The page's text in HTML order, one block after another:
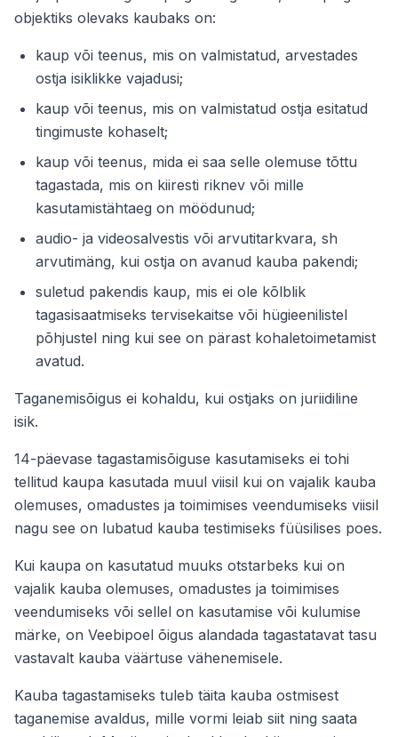
objektiks olevaks kaubaks on:
kaup või teenus, mis on valmistatud, arvestades
ostja isiklikke vajadusi;
kaup või teenus, mis on valmistatud ostja esitatud
tingimuste kohaselt;
kaup või teenus, mida ei saa selle olemuse tõttu
tagastada, mis on kiiresti riknev või mille
kasutamistähtaeg on möödunud;
audio- ja videosalvestis või arvutitarkvara, sh
arvutimäng, kui ostja on avanud kauba pakendi;
suletud pakendis kaup, mis ei ole kõlblik
tagasisaatmiseks tervisekaitse või hügieenilistel
põhjustel ning kui see on pärast kohaletoimetamist
avatud.
Taganemisõigus ei kohaldu, kui ostjaks on juriidiline
isik.
14-päevase tagastamisõiguse kasutamiseks ei tohi
tellitud kaupa kasutada muul viisil kui on vajalik kauba
olemuses, omadustes ja toimimises veendumiseks viisil
nagu see on lubatud kauba testimiseks füüsilises poes.
Kui kaupa on kasutatud muuks otstarbeks kui on
vajalik kauba olemuses, omadustes ja toimimises
veendumiseks või sellel on kasutamise või kulumise
märke, on Veebipoel õigus alandada tagastatavat tasu
vastavalt kauba väärtuse vähenemisele.
Kauba tagastamiseks tuleb täita kauba ostmisest
taganemise avaldus, mille vormi leiab siit ning saata